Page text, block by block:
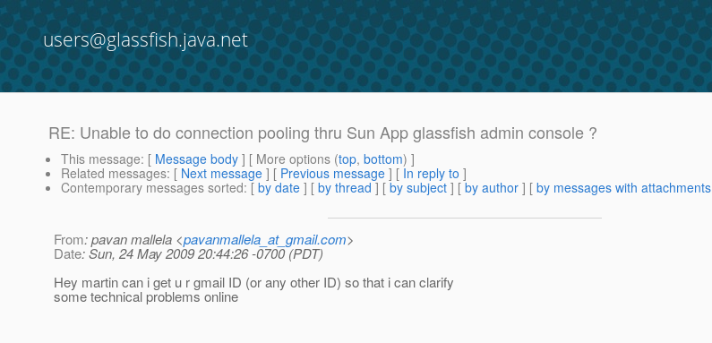
users@glassfish.java.net
RE: Unable to do connection pooling thru Sun App glassfish admin console ?
This message: [ Message body ] [ More options (top, bottom) ]
Related messages: [ Next message ] [ Previous message ] [ In reply to ]
Contemporary messages sorted: [ by date ] [ by thread ] [ by subject ] [ by author ] [ by messages with attachments
From: pavan mallela <pavanmallela_at_gmail.com>
Date: Sun, 24 May 2009 20:44:26 -0700 (PDT)
Hey martin can i get u r gmail ID (or any other ID) so that i can clarify
some technical problems online